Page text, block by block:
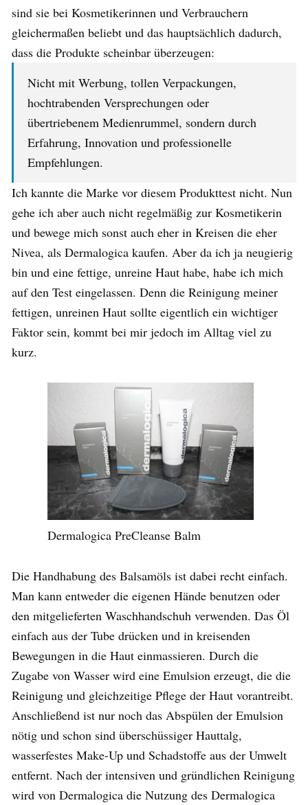
sind sie bei Kosmetikerinnen und Verbrauchern
gleichermaßen beliebt und das hauptsächlich dadurch,
dass die Produkte scheinbar überzeugen:
Nicht mit Werbung, tollen Verpackungen,
hochtrabenden Versprechungen oder
übertriebenem Medienrummel, sondern durch
Erfahrung, Innovation und professionelle
Empfehlungen.
Ich kannte die Marke vor diesem Produkttest nicht. Nun
gehe ich aber auch nicht regelmäßig zur Kosmetikerin
und bewege mich sonst auch eher in Kreisen die eher
Nivea, als Dermalogica kaufen. Aber da ich ja neugierig
bin und eine fettige, unreine Haut habe, habe ich mich
auf den Test eingelassen. Denn die Reinigung meiner
fettigen, unreinen Haut sollte eigentlich ein wichtiger
Faktor sein, kommt bei mir jedoch im Alltag viel zu
kurz.
Dermalogica PreCleanse Balm
Die Handhabung des Balsamöls ist dabei recht einfach.
Man kann entweder die eigenen Hände benutzen oder
den mitgelieferten Waschhandschuh verwenden. Das Öl
einfach aus der Tube drücken und in kreisenden
Bewegungen in die Haut einmassieren. Durch die
Zugabe von Wasser wird eine Emulsion erzeugt, die die
Reinigung und gleichzeitige Pflege der Haut vorantreibt.
Anschließend ist nur noch das Abspülen der Emulsion
nötig und schon sind überschüssiger Hauttalg,
wasserfestes Make-Up und Schadstoffe aus der Umwelt
entfernt. Nach der intensiven und gründlichen Reinigung
wird von Dermalogica die Nutzung des Dermalogica